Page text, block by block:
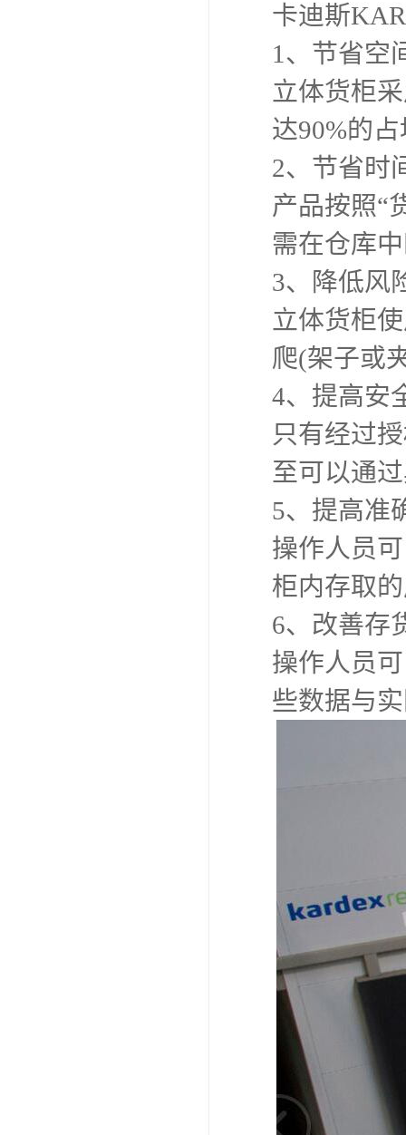
卡迪斯
1、节省空
立体货柜
达90%的
2、节省时
产品按照“
需在仓库
3、降低风
立体货柜
爬(架子或
4、提高安
只有经过
至可以通
5、提高准
操作人员
柜内存取
6、改善存
操作人员
些数据与